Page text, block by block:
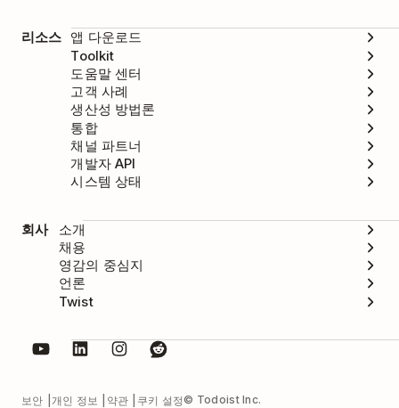
리소스 앱 다운로드
Toolkit
도움말 센터
고객 사례
생산성 방법론
통합
채널 파트너
개발자 API
시스템 상태
회사
소개
채용
영감의 중심지
언론
Twist
보안 개인 정보 약관 쿠키 설정© Todoist Inc.